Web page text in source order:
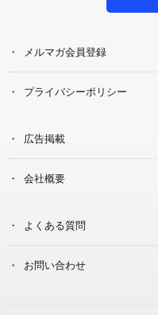
メルマガ会員登録
プライバシーポリシー
広告掲載
会社概要
よくある質問
お問い合わせ